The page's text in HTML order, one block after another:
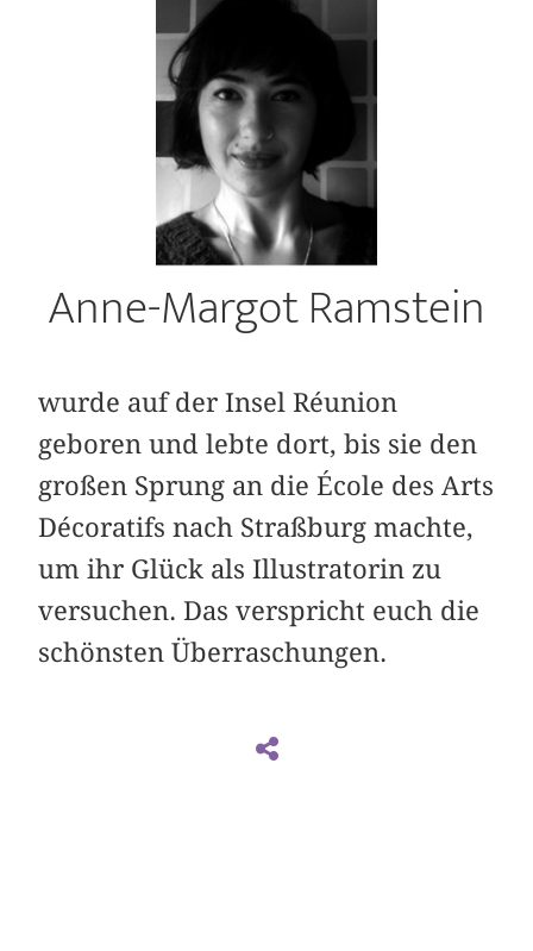
Anne-Margot Ramstein
wurde auf der Insel Réunion
geboren und lebte dort, bis sie den
großen Sprung an die École des Arts
Décoratifs nach Straßburg machte,
um ihr Glück als Illustratorin zu
versuchen. Das verspricht euch die
schönsten Überraschungen.